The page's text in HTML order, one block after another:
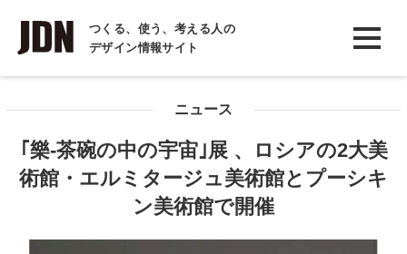
つくる、使う、考える人の
デザイン情報サイト
INTERVIEW
インタビュー
COLUMN
ニュース
｢樂-茶碗の中の宇宙｣展 、ロシアの2大美
術館・エルミタージュ美術館とプーシキ
ン美術館で開催